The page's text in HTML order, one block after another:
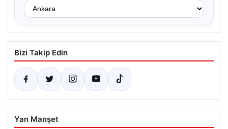
Bizi Takip Edin
Yan Manşet